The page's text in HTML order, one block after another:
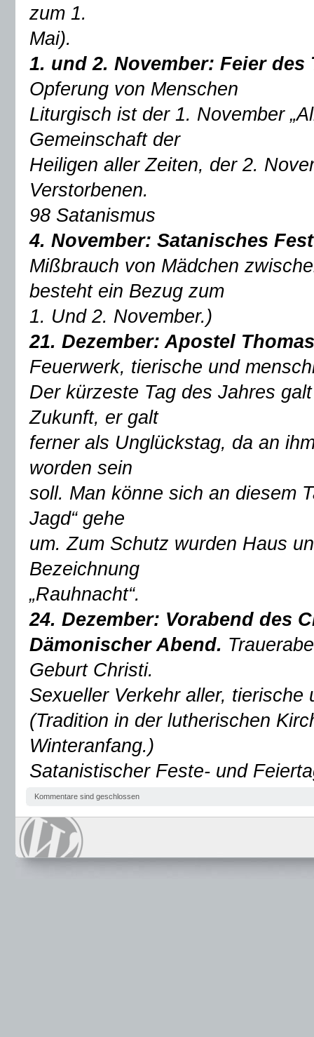
zum 1.
Mai).
1. und 2. November: Feier des
Opferung von Menschen
Liturgisch ist der 1. November
Gemeinschaft der
Heiligen aller Zeiten, der 2.
Verstorbenen.
98 Satanismus
4. November: Satanisches Fest
Mißbrauch von Mädchen
besteht ein Bezug zum
1. Und 2. November.)
21. Dezember: Apostel
Feuerwerk, tierische und
Der kürzeste Tag des Jahres
Zukunft, er galt
ferner als Unglückstag, da an
worden sein
soll. Man könne sich an diesem
Jagd“ gehe
um. Zum Schutz wurden Haus
Bezeichnung
„Rauhnacht“.
24. Dezember: Vorabend des
Dämonischer Abend.
Geburt Christi.
Sexueller Verkehr aller, tierische
(Tradition in der lutherischen
Winteranfang.)
Satanistischer Feste- und
Kommentare sind geschlossen